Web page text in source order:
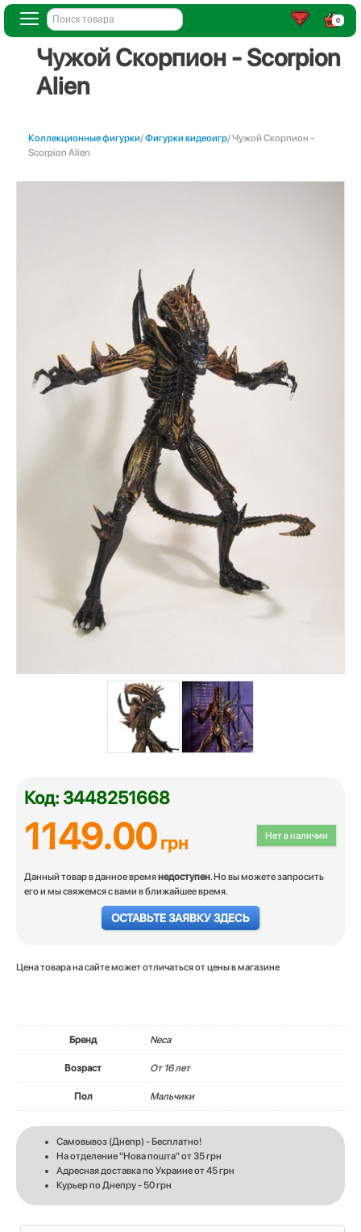
0
Чужой Скорпион - Scorpion
Alien
Коллекционные фигурки/Фигурки видеоигр/ Чужой Скорпион -
Scorpion Alien
Код: 3448251668
Нет в наличии
1149.00грн
Данный товар в данное времянедоступен. Но вы можете запросить
его и мы свяжемся с вами в ближайшее время.
ОСТАВЬТЕ ЗАЯВКУ ЗДЕСЬ
Цена товара на сайте может отличаться от цены в магазине
Бренд Neca
Возраст От 16 лет
Пол Мальчики
Самовывоз (Днепр) - Бесплатно!
На отделение "Нова пошта" от 35 грн
Адресная доставка по Украине от 45 грн
Курьер по Днепру - 50 грн